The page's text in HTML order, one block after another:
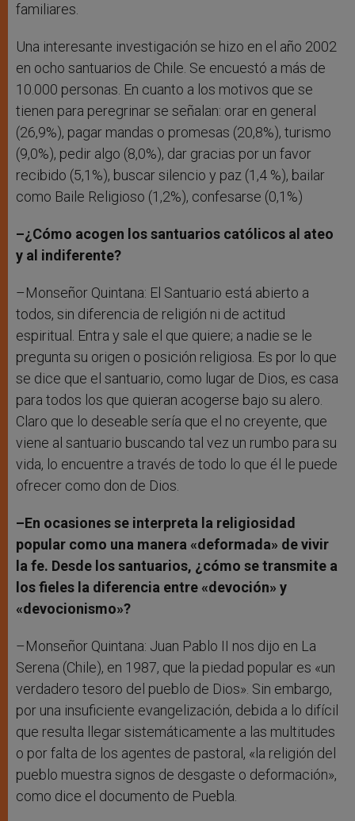
familiares.
Una interesante investigación se hizo en el año 2002
en ocho santuarios de Chile. Se encuestó a más de
10.000 personas. En cuanto a los motivos que se
tienen para peregrinar se señalan: orar en general
(26,9%), pagar mandas o promesas (20,8%), turismo
(9,0%), pedir algo (8,0%), dar gracias por un favor
recibido (5,1%), buscar silencio y paz (1,4 %), bailar
como Baile Religioso (1,2%), confesarse (0,1%)
–¿Cómo acogen los santuarios católicos al ateo
y al indiferente?
–Monseñor Quintana: El Santuario está abierto a
todos, sin diferencia de religión ni de actitud
espiritual. Entra y sale el que quiere; a nadie se le
pregunta su origen o posición religiosa. Es por lo que
se dice que el santuario, como lugar de Dios, es casa
para todos los que quieran acogerse bajo su alero.
Claro que lo deseable sería que el no creyente, que
viene al santuario buscando tal vez un rumbo para su
vida, lo encuentre a través de todo lo que él le puede
ofrecer como don de Dios.
–En ocasiones se interpreta la religiosidad
popular como una manera «deformada» de vivir
la fe. Desde los santuarios, ¿cómo se transmite a
los fieles la diferencia entre «devoción» y
«devocionismo»?
–Monseñor Quintana: Juan Pablo II nos dijo en La
Serena (Chile), en 1987, que la piedad popular es «un
verdadero tesoro del pueblo de Dios». Sin embargo,
por una insuficiente evangelización, debida a lo difícil
que resulta llegar sistemáticamente a las multitudes
o por falta de los agentes de pastoral, «la religión del
pueblo muestra signos de desgaste o deformación»,
como dice el documento de Puebla.